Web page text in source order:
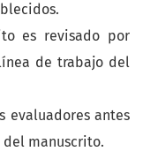
es revisado por
de trabajo del
evaluadores antes
manuscrito.